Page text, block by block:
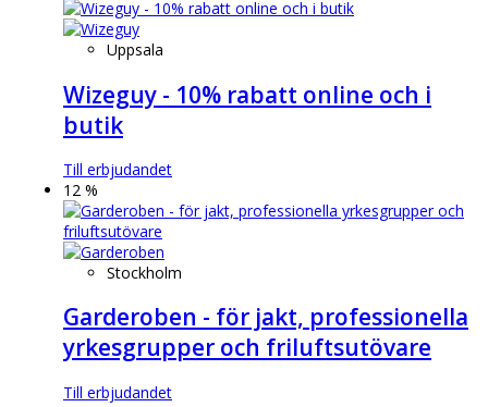
Uppsala
Wizeguy - 10% rabatt online och i
butik
Till erbjudandet
12 %
Stockholm
Garderoben - för jakt, professionella
yrkesgrupper och friluftsutövare
Till erbjudandet